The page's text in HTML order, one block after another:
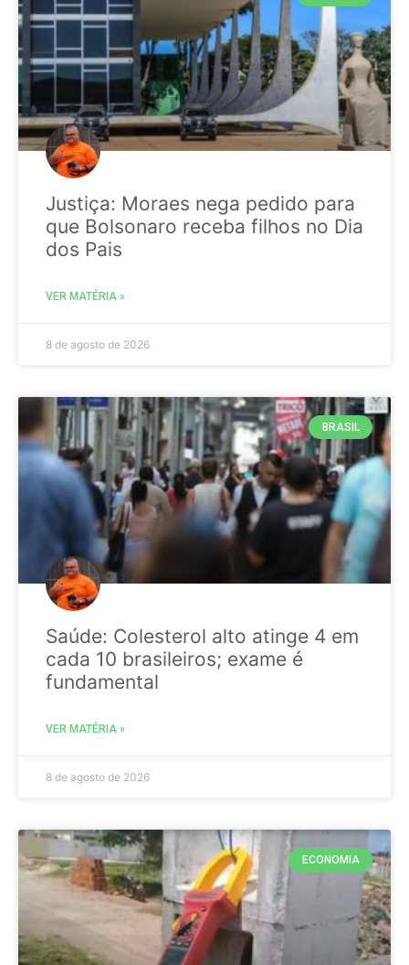
Justiça: Moraes nega pedido para
que Bolsonaro receba filhos no Dia
dos Pais
VER MATÉRIA »
8 de agosto de 2026
BRASIL
Saúde: Colesterol alto atinge 4 em
cada 10 brasileiros; exame é
fundamental
VER MATÉRIA »
8 de agosto de 2026
ECONOMIA